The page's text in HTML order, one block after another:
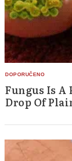
Fungus Is A
Drop Of